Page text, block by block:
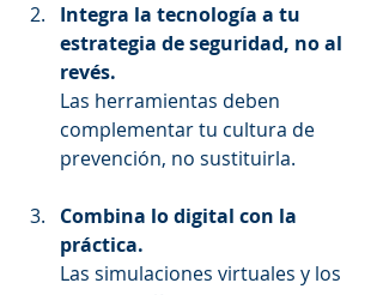
Integra la tecnología a tu
estrategia de seguridad, no al
revés.
Las herramientas deben
complementar tu cultura de
prevención, no sustituirla.
Combina lo digital con la
práctica.
Las simulaciones virtuales y los